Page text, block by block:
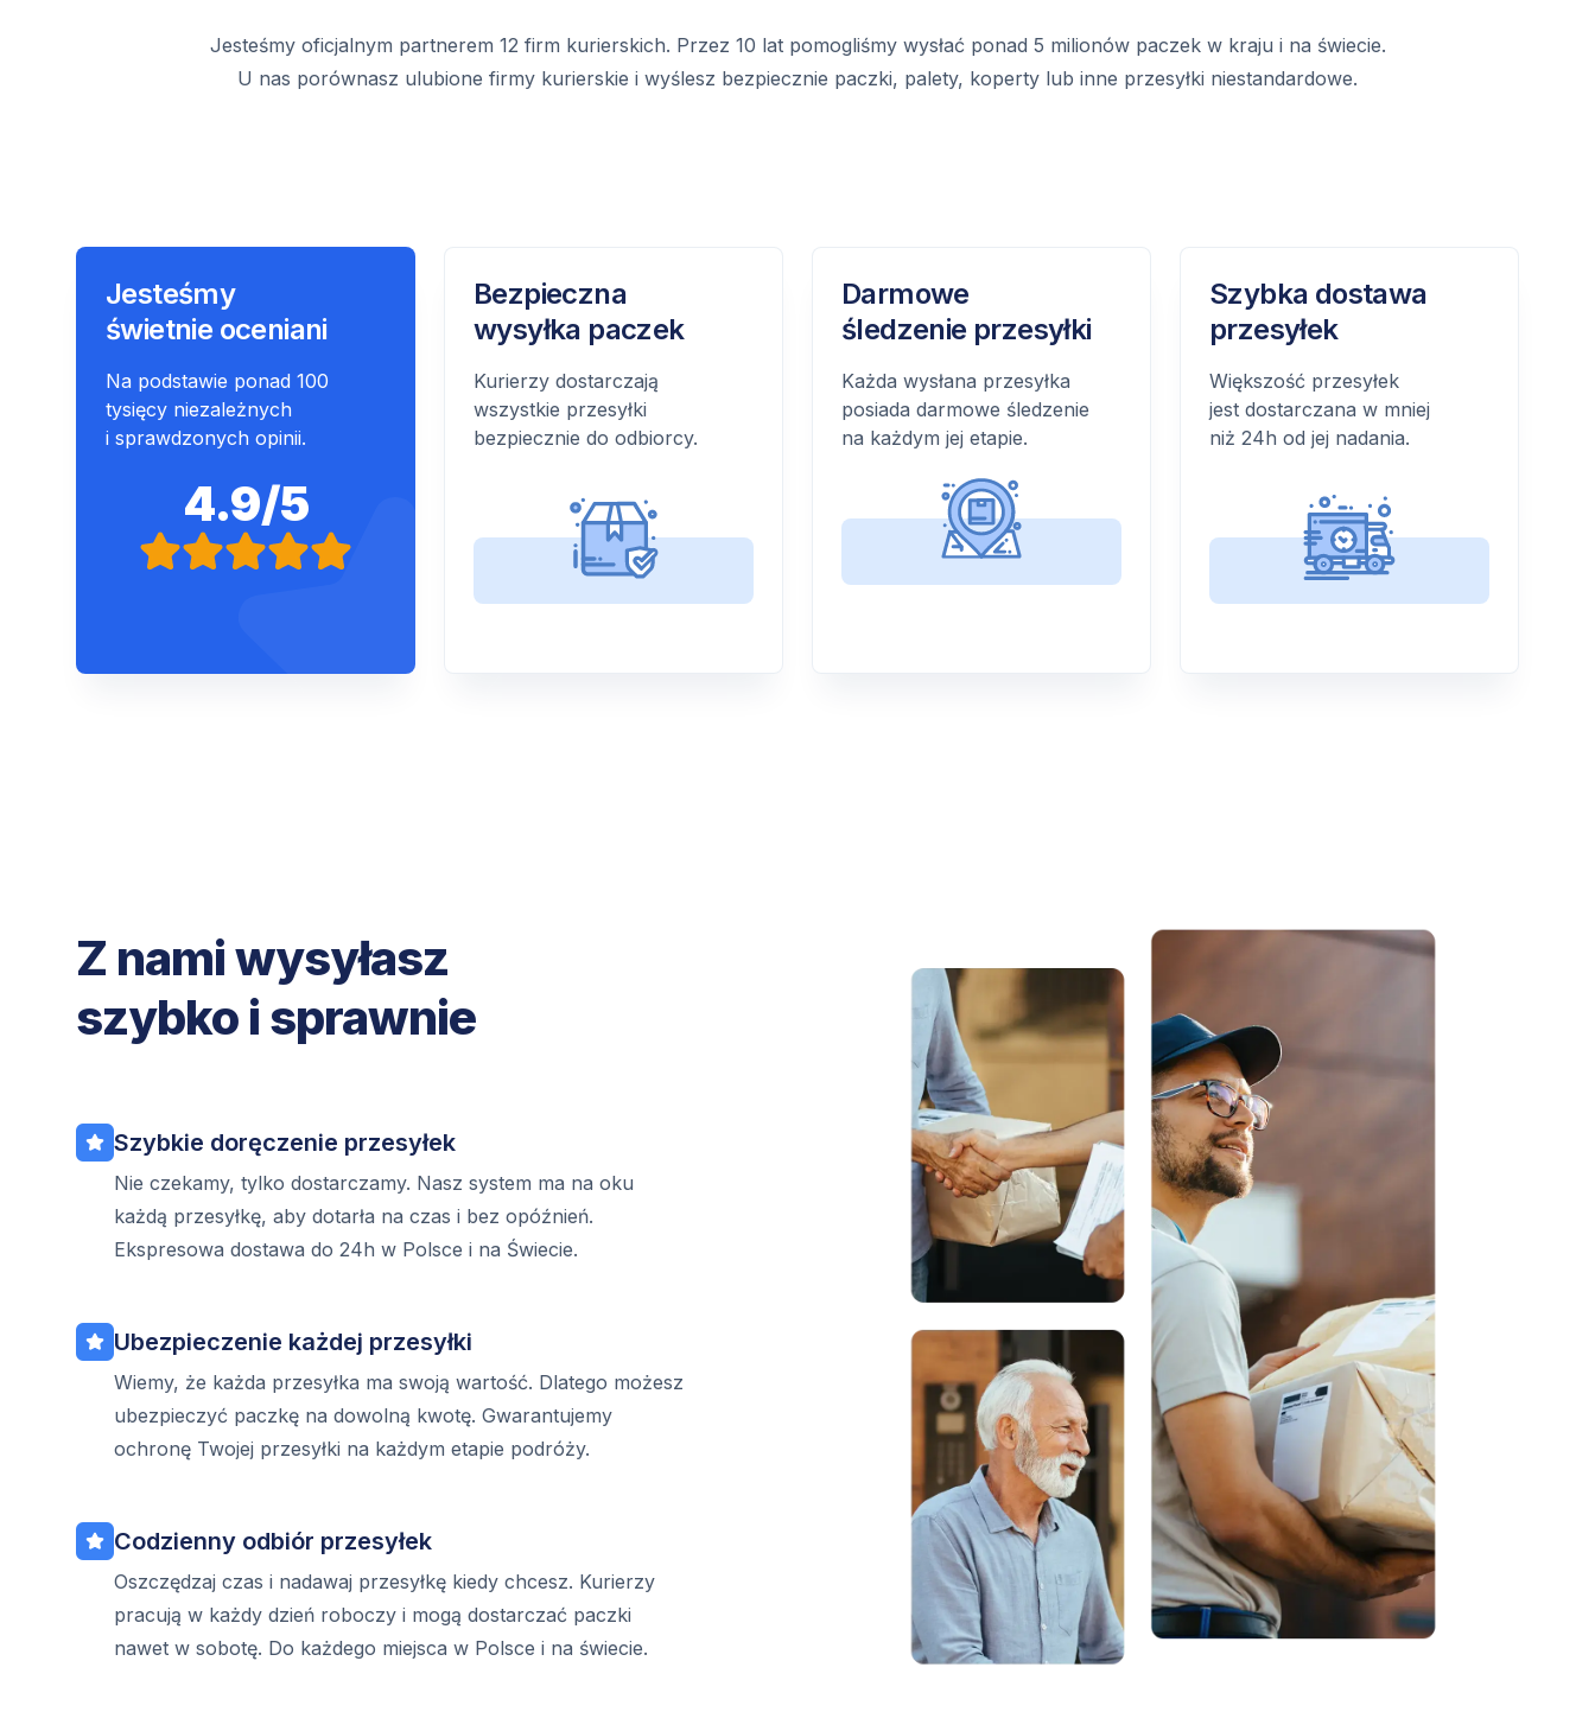
Jesteśmy oficjalnym partnerem 12 firm kurierskich. Przez 10 lat pomogliśmy wysłać ponad 5 milionów paczek w kraju i na świecie.
U nas porównasz ulubione firmy kurierskie i wyślesz bezpiecznie paczki, palety, koperty lub inne przesyłki niestandardowe.
Jesteśmy
świetnie oceniani
Na podstawie ponad 100
tysięcy niezależnych
i sprawdzonych opinii.
4.9/5
Bezpieczna
wysyłka paczek
Kurierzy dostarczają
wszystkie przesyłki
bezpiecznie do odbiorcy.
Darmowe
śledzenie przesyłki
Każda wysłana przesyłka
posiada darmowe śledzenie
na każdym jej etapie.
Szybka dostawa
przesyłek
Większość przesyłek
jest dostarczana w mniej
niż 24h od jej nadania.
Z nami wysyłasz
szybko i sprawnie
Szybkie doręczenie przesyłek
Nie czekamy, tylko dostarczamy. Nasz system ma na oku
każdą przesyłkę, aby dotarła na czas i bez opóźnień.
Ekspresowa dostawa do 24h w Polsce i na Świecie.
Ubezpieczenie każdej przesyłki
Wiemy, że każda przesyłka ma swoją wartość. Dlatego możesz
ubezpieczyć paczkę na dowolną kwotę. Gwarantujemy
ochronę Twojej przesyłki na każdym etapie podróży.
Codzienny odbiór przesyłek
Oszczędzaj czas i nadawaj przesyłkę kiedy chcesz. Kurierzy
pracują w każdy dzień roboczy i mogą dostarczać paczki
nawet w sobotę. Do każdego miejsca w Polsce i na świecie.